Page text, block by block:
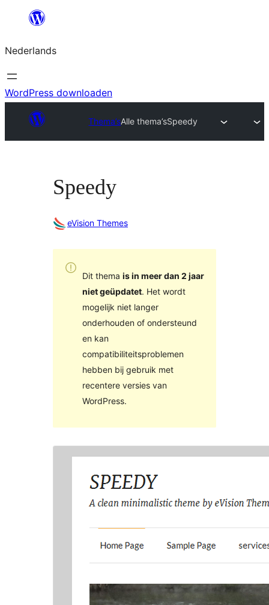
de
inhoud
Nederlands
WordPress downloaden
Thema’sAlle thema’sSpeedy
Speedy
eVision Themes
Dit thema is in meer dan 2 jaar
niet geüpdatet. Het wordt
mogelijk niet langer
onderhouden of ondersteund
en kan
compatibiliteitsproblemen
hebben bij gebruik met
recentere versies van
WordPress.